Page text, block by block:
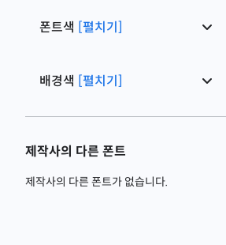
폰트색 [펼치기]
배경색 [펼치기]
제작사의 다른 폰트
제작사의 다른 폰트가 없습니다.